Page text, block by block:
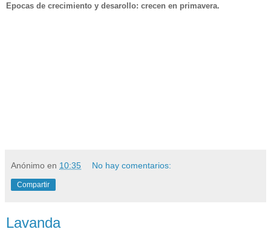
Epocas de crecimiento y desarollo: crecen en primavera.
Anónimo en 10:35 No hay comentarios:
Compartir
Lavanda